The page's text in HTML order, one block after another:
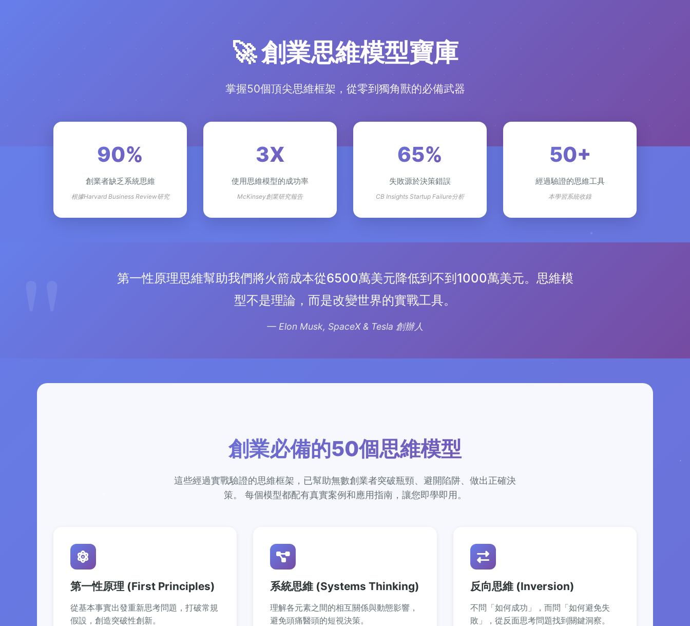
🚀 創業思維模型寶庫
掌握50個頂尖思維框架，從零到獨角獸的必備武器
90%
創業者缺乏系統思維
根據Harvard Business Review研究
3X
使用思維模型的成功率
McKinsey創業研究報告
65%
失敗源於決策錯誤
CB Insights Startup Failure分析
50+
經過驗證的思維工具
本學習系統收錄
第一性原理思維幫助我們將火箭成本從6500萬美元降低到不到1000萬美元。思維模
型不是理論，而是改變世界的實戰工具。
— Elon Musk, SpaceX & Tesla 創辦人
創業必備的50個思維模型
這些經過實戰驗證的思維框架，已幫助無數創業者突破瓶頸、避開陷阱、做出正確決
策。 每個模型都配有真實案例和應用指南，讓您即學即用。
第一性原理 (First Principles)
從基本事實出發重新思考問題，打破常規
假設，創造突破性創新。
系統思維 (Systems Thinking)
理解各元素之間的相互關係與動態影響，
避免頭痛醫頭的短視決策。
反向思維 (Inversion)
不問「如何成功」，而問「如何避免失
敗」，從反面思考問題找到關鍵洞察。